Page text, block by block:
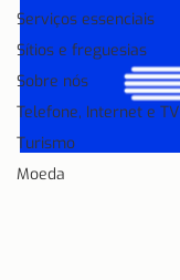
Serviços essenciais
Sítios e freguesias
Sobre nós
Telefone, Internet e TV
Turismo
Moeda